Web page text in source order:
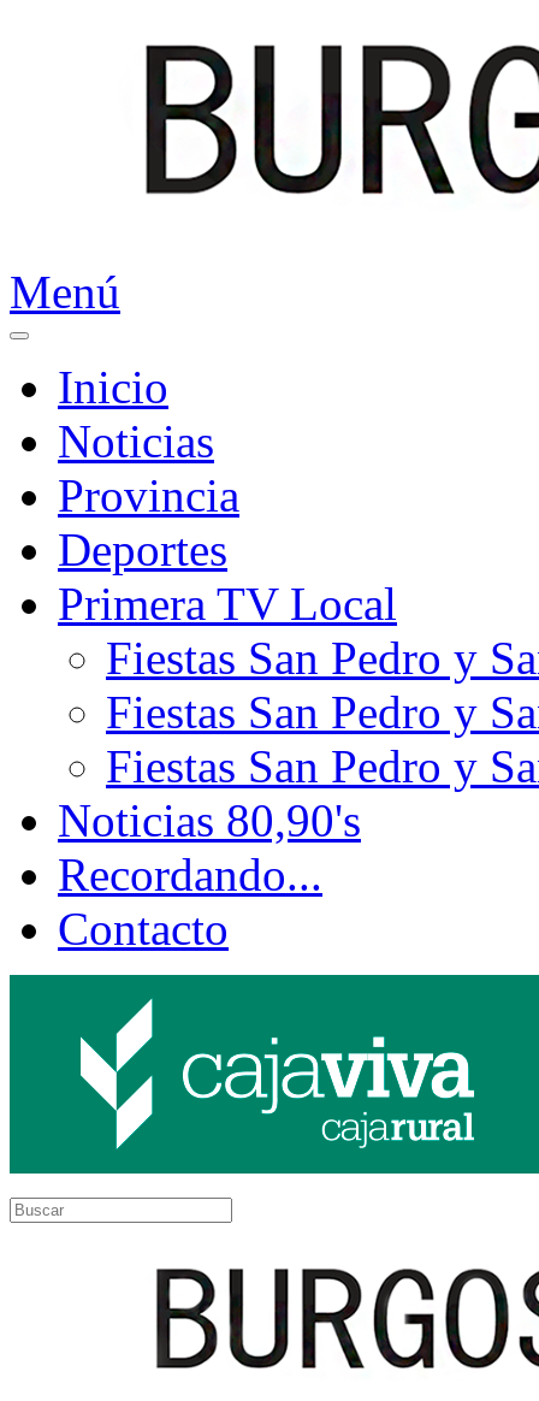
Menú
Inicio
Noticias
Provincia
Deportes
Primera TV Local
Fiestas San Pedro y
Fiestas San Pedro y
Fiestas San Pedro y
Noticias 80,90's
Recordando...
Contacto